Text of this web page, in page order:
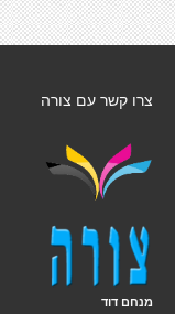
צרו קשר עם צורה
מנחם דוד